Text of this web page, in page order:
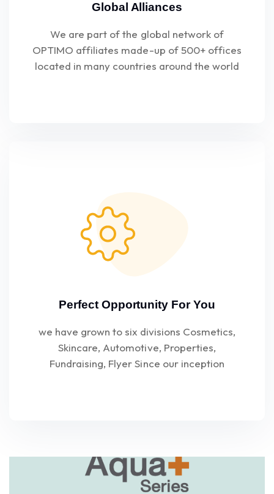
Global Alliances
We are part of the global network of
OPTIMO affiliates made-up of 500+ offices
located in many countries around the world
Perfect Opportunity For You
we have grown to six divisions Cosmetics,
Skincare, Automotive, Properties,
Fundraising, Flyer Since our inception